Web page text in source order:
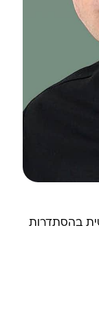
בהסתדרות